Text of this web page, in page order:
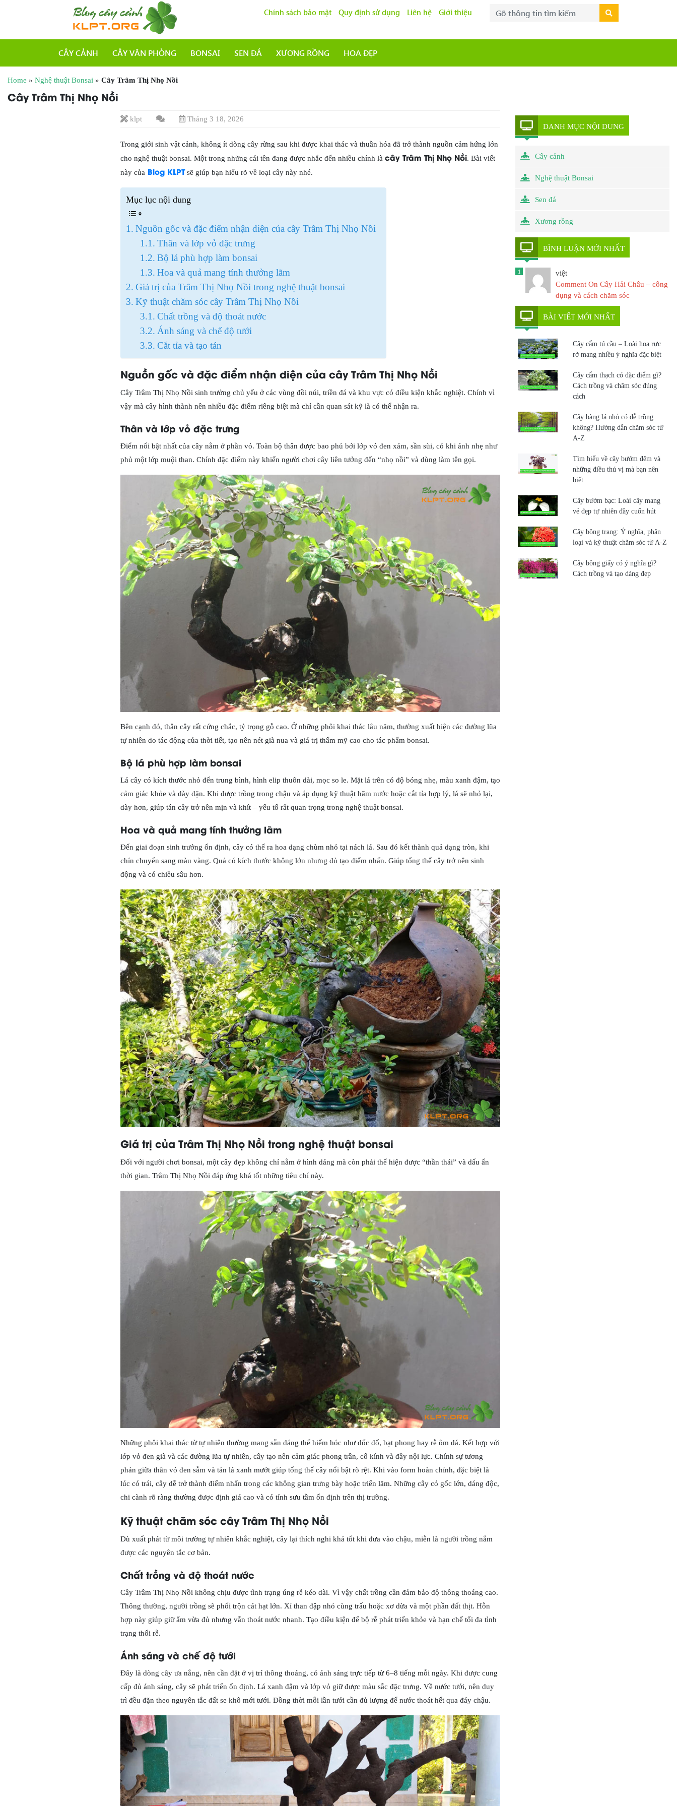
Chính sách bảo mật Quy định sử dụng Liên hệ Giới thiệu
CÂY CẢNH CÂY VĂN PHÒNG BONSAI SEN ĐÁ XƯƠNG RỒNG HOA ĐẸP
Home » Nghệ thuật Bonsai » Cây Trâm Thị Nhọ Nồi
Cây Trâm Thị Nhọ Nồi
klpt Tháng 3 18, 2026
Trong giới sinh vật cảnh, không ít dòng cây rừng sau khi được khai thác và thuần hóa đã trở thành nguồn cảm hứng lớn
cho nghệ thuật bonsai. Một trong những cái tên đang được nhắc đến nhiều chính là cây Trâm Thị Nhọ Nồi. Bài viết
này của Blog KLPTsẽ giúp bạn hiểu rõ về loại cây này nhé.
Mục lục nội dung
Nguồn gốc và đặc điểm nhận diện của cây Trâm Thị Nhọ Nồi
Thân và lớp vỏ đặc trưng
Bộ lá phù hợp làm bonsai
Hoa và quả mang tính thưởng lãm
Giá trị của Trâm Thị Nhọ Nồi trong nghệ thuật bonsai
Kỹ thuật chăm sóc cây Trâm Thị Nhọ Nồi
Chất trồng và độ thoát nước
Ánh sáng và chế độ tưới
Cắt tỉa và tạo tán
Nguồn gốc và đặc điểm nhận diện của cây Trâm Thị Nhọ Nồi
Cây Trâm Thị Nhọ Nồi sinh trưởng chủ yếu ở các vùng đồi núi, triền đá và khu vực có điều kiện khắc nghiệt. Chính vì
vậy mà cây hình thành nên nhiều đặc điểm riêng biệt mà chỉ cần quan sát kỹ là có thể nhận ra.
Thân và lớp vỏ đặc trưng
Điểm nổi bật nhất của cây nằm ở phần vỏ. Toàn bộ thân được bao phủ bởi lớp vỏ đen xám, sần sùi, có khi ánh nhẹ như
phủ một lớp muội than. Chính đặc điểm này khiến người chơi cây liên tưởng đến “nhọ nồi” và dùng làm tên gọi.
Bên cạnh đó, thân cây rất cứng chắc, tỷ trọng gỗ cao. Ở những phôi khai thác lâu năm, thường xuất hiện các đường lũa
tự nhiên do tác động của thời tiết, tạo nên nét già nua và giá trị thẩm mỹ cao cho tác phẩm bonsai.
Bộ lá phù hợp làm bonsai
Lá cây có kích thước nhỏ đến trung bình, hình elip thuôn dài, mọc so le. Mặt lá trên có độ bóng nhẹ, màu xanh đậm, tạo
cảm giác khỏe và dày dặn. Khi được trồng trong chậu và áp dụng kỹ thuật hãm nước hoặc cắt tỉa hợp lý, lá sẽ nhỏ lại,
dày hơn, giúp tán cây trở nên mịn và khít – yếu tố rất quan trọng trong nghệ thuật bonsai.
Hoa và quả mang tính thưởng lãm
Đến giai đoạn sinh trưởng ổn định, cây có thể ra hoa dạng chùm nhỏ tại nách lá. Sau đó kết thành quả dạng tròn, khi
chín chuyển sang màu vàng. Quả có kích thước không lớn nhưng đủ tạo điểm nhấn. Giúp tổng thể cây trở nên sinh
động và có chiều sâu hơn.
Giá trị của Trâm Thị Nhọ Nồi trong nghệ thuật bonsai
Đối với người chơi bonsai, một cây đẹp không chỉ nằm ở hình dáng mà còn phải thể hiện được “thần thái” và dấu ấn
thời gian. Trâm Thị Nhọ Nồi đáp ứng khá tốt những tiêu chí này.
Những phôi khai thác từ tự nhiên thường mang sẵn dáng thế hiểm hóc như dốc đổ, bạt phong hay rễ ôm đá. Kết hợp với
lớp vỏ đen già và các đường lũa tự nhiên, cây tạo nên cảm giác phong trần, cổ kính và đầy nội lực. Chính sự tương
phản giữa thân vỏ đen sẫm và tán lá xanh mướt giúp tổng thể cây nổi bật rõ rệt. Khi vào form hoàn chỉnh, đặc biệt là
lúc có trái, cây dễ trở thành điểm nhấn trong các không gian trưng bày hoặc triển lãm. Những cây có gốc lớn, dáng độc,
chi cành rõ ràng thường được định giá cao và có tính sưu tầm ổn định trên thị trường.
Kỹ thuật chăm sóc cây Trâm Thị Nhọ Nồi
Dù xuất phát từ môi trường tự nhiên khắc nghiệt, cây lại thích nghi khá tốt khi đưa vào chậu, miễn là người trồng nắm
được các nguyên tắc cơ bản.
Chất trồng và độ thoát nước
Cây Trâm Thị Nhọ Nồi không chịu được tình trạng úng rễ kéo dài. Vì vậy chất trồng cần đảm bảo độ thông thoáng cao.
Thông thường, người trồng sẽ phối trộn cát hạt lớn. Xỉ than đập nhỏ cùng trấu hoặc xơ dừa và một phần đất thịt. Hỗn
hợp này giúp giữ ẩm vừa đủ nhưng vẫn thoát nước nhanh. Tạo điều kiện để bộ rễ phát triển khỏe và hạn chế tối đa tình
trạng thối rễ.
Ánh sáng và chế độ tưới
Đây là dòng cây ưa nắng, nên cần đặt ở vị trí thông thoáng, có ánh sáng trực tiếp từ 6–8 tiếng mỗi ngày. Khi được cung
cấp đủ ánh sáng, cây sẽ phát triển ổn định. Lá xanh đậm và lớp vỏ giữ được màu sắc đặc trưng. Về nước tưới, nên duy
trì đều đặn theo nguyên tắc đất se khô mới tưới. Đồng thời mỗi lần tưới cần đủ lượng để nước thoát hết qua đáy chậu.
DANH MỤC NỘI DUNG
Cây cảnh
Nghệ thuật Bonsai
Sen đá
Xương rồng
BÌNH LUẬN MỚI NHẤT
1
việt
Comment On Cây Hải Châu – công
dụng và cách chăm sóc
BÀI VIẾT MỚI NHẤT
Cây cẩm tú cầu – Loài hoa rực
rỡ mang nhiều ý nghĩa đặc biệt
Cây cẩm thạch có đặc điểm gì?
Cách trồng và chăm sóc đúng
cách
Cây bàng lá nhỏ có dễ trồng
không? Hướng dẫn chăm sóc từ
A-Z
Tìm hiểu về cây bướm đêm và
những điều thú vị mà bạn nên
biết
Cây bướm bạc: Loài cây mang
vẻ đẹp tự nhiên đầy cuốn hút
Cây bông trang: Ý nghĩa, phân
loại và kỹ thuật chăm sóc từ A-Z
Cây bông giấy có ý nghĩa gì?
Cách trồng và tạo dáng đẹp